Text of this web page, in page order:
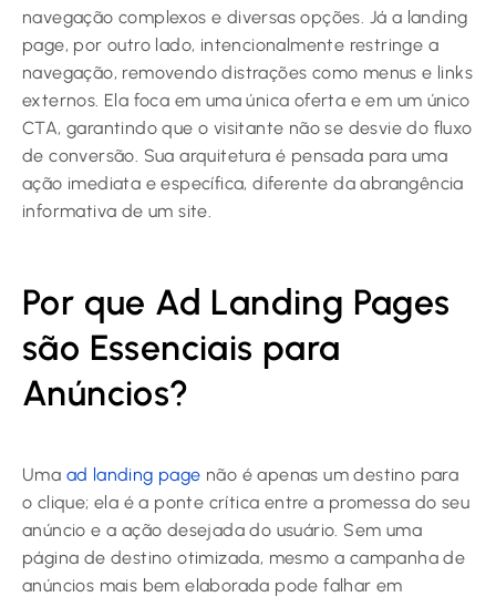
navegação complexos e diversas opções. Já a landing
page, por outro lado, intencionalmente restringe a
navegação, removendo distrações como menus e links
externos. Ela foca em uma única oferta e em um único
CTA, garantindo que o visitante não se desvie do fluxo
de conversão. Sua arquitetura é pensada para uma
ação imediata e específica, diferente da abrangência
informativa de um site.
Por que Ad Landing Pages
são Essenciais para
Anúncios?
Uma ad landing page não é apenas um destino para
o clique; ela é a ponte crítica entre a promessa do seu
anúncio e a ação desejada do usuário. Sem uma
página de destino otimizada, mesmo a campanha de
anúncios mais bem elaborada pode falhar em